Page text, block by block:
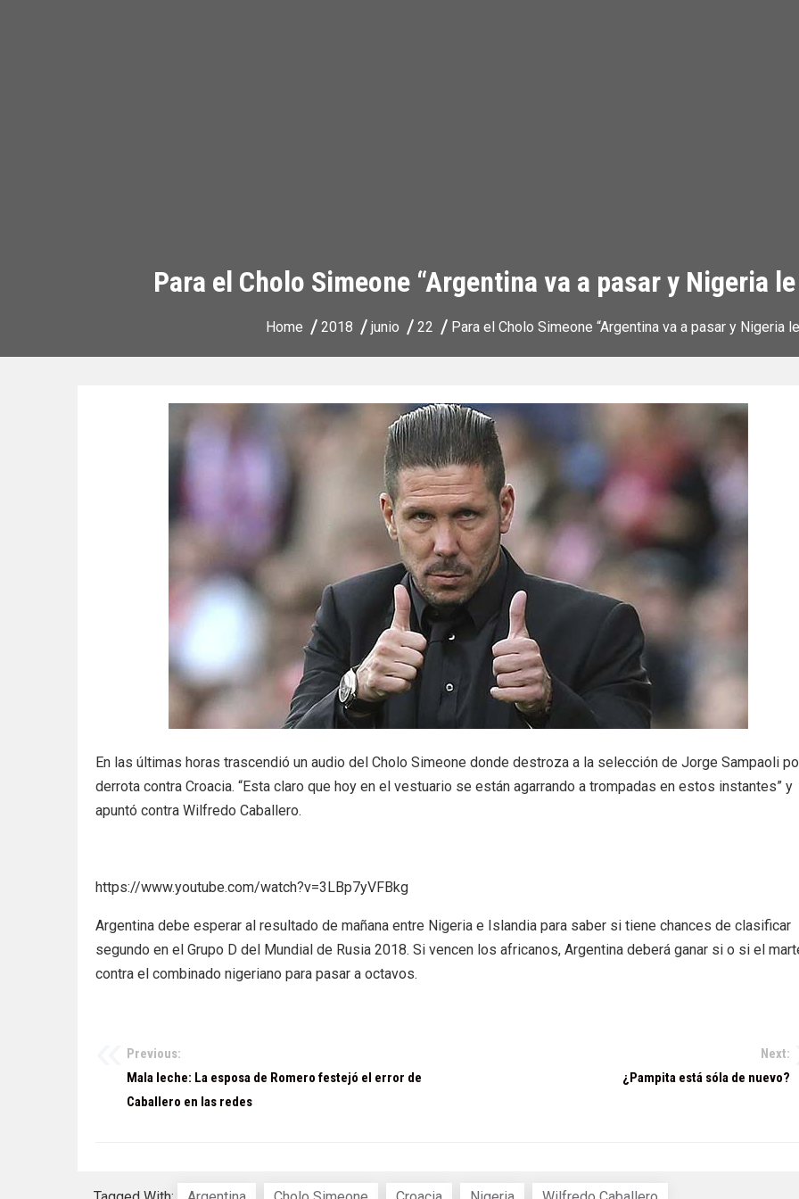
Para el Cholo Simeone “Argentina va a pasar y Nigeria
Home 2018 junio 22 Para el Cholo Simeone “Argentina va a pasar y Nigeria
En las últimas horas trascendió un audio del Cholo Simeone donde destroza a la selección de Jorge Sampaoli
derrota contra Croacia. “Esta claro que hoy en el vestuario se están agarrando a trompadas en estos instantes” y
apuntó contra Wilfredo Caballero.
https://www.youtube.com/watch?v=3LBp7yVFBkg
Argentina debe esperar al resultado de mañana entre Nigeria e Islandia para saber si tiene chances de clasificar
segundo en el Grupo D del Mundial de Rusia 2018. Si vencen los africanos, Argentina deberá ganar si o si el
contra el combinado nigeriano para pasar a octavos.
Navegación
Previous:
Mala leche: La esposa de Romero festejó el error de
Caballero en las redes
Next:
¿Pampita está sóla de nuevo?